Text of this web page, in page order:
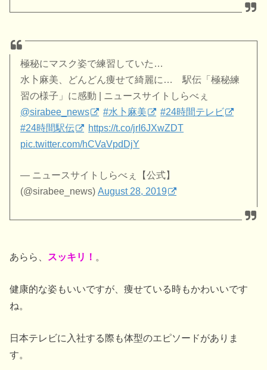
極秘にマスク姿で練習していた…
水卜麻美、どんどん痩せて綺麗に… 駅伝「極秘練
習の様子」に感動 | ニュースサイトしらべぇ
@sirabee_news
#水卜麻美
#24時間テレビ
#24時間駅伝
https://t.co/jrI6JXwZDT
pic.twitter.com/hCVaVpdDjY
— ニュースサイトしらべぇ【公式】
(@sirabee_news)August 28, 2019
あらら、 スッキリ！ 。
健康的な姿もいいですが、痩せている時もかわいいです
ね。
日本テレビに入社する際も体型のエピソードがありま
す。